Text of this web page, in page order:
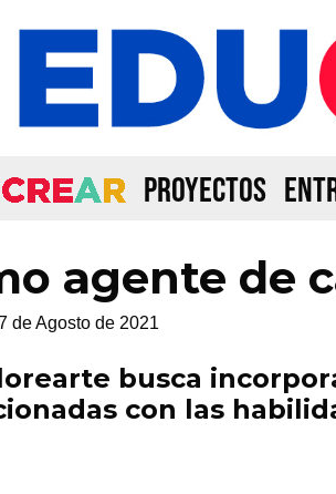
PROYECTOS
agente de
de Agosto de 2021
busca
con las